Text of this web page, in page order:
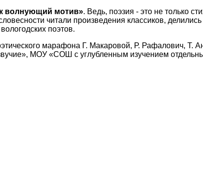
волнующий мотив». Ведь, поэзия - это не только
читали произведения классиков,
поэтов.
марафона Г. Макаровой, Р. Рафалович, Т.
МОУ «СОШ с углубленным изучением